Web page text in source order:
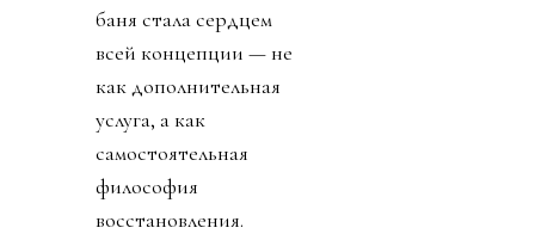
баня стала сердцем
всей концепции — не
как дополнительная
услуга, а как
самостоятельная
философия
восстановления.